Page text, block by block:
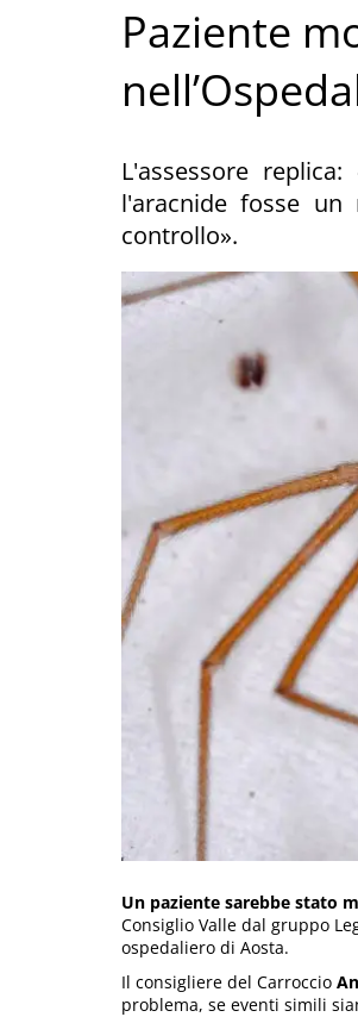
Paziente
L'assessore
l'aracnide fosse un
controllo».
Un paziente sarebbe stato
Consiglio Valle dal gruppo
ospedaliero di Aosta.
Il consigliere del Carroccio
problema, se eventi simili